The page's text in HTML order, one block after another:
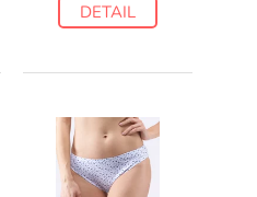
DETAIL